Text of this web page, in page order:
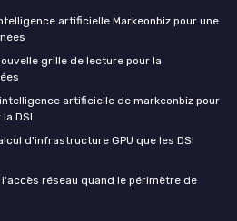
artificielle Markeonbiz pour une
grille de lecture pour la
artificielle de markeonbiz pour
DSI
d'infrastructure GPU que les DSI
réseau quand le périmètre de